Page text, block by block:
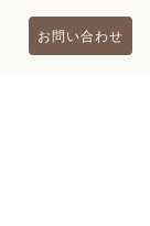
お問い合わせ